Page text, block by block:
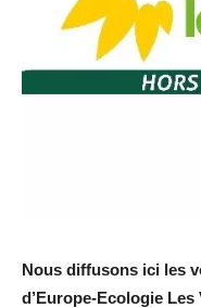
Nous diffusons ici les
d’Europe-Ecologie Les